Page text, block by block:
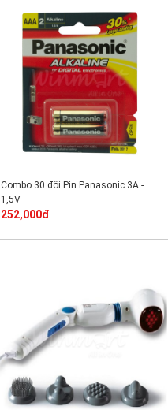
Combo 30 đôi Pin Panasonic 3A -
1,5V
252,000đ